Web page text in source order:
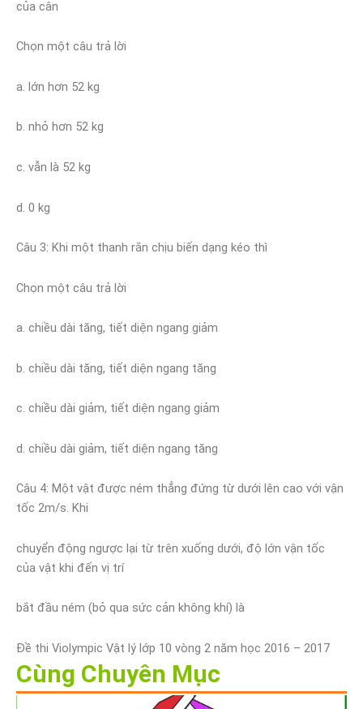
của cân
Chọn một câu trả lời
a. lớn hơn 52 kg
b. nhỏ hơn 52 kg
c. vẫn là 52 kg
d. 0 kg
Câu 3: Khi một thanh rắn chịu biến dạng kéo thì
Chọn một câu trả lời
a. chiều dài tăng, tiết diện ngang giảm
b. chiều dài tăng, tiết diện ngang tăng
c. chiều dài giảm, tiết diện ngang giảm
d. chiều dài giảm, tiết diện ngang tăng
Câu 4: Một vật được ném thẳng đứng từ dưới lên cao với vận
tốc 2m/s. Khi
chuyển động ngược lại từ trên xuống dưới, độ lớn vận tốc
của vật khi đến vị trí
bắt đầu ném (bỏ qua sức cản không khí) là
Đề thi Violympic Vật lý lớp 10 vòng 2 năm học 2016 – 2017
Cùng Chuyên Mục